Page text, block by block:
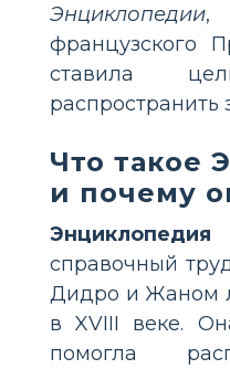
Энциклопедии,
французского
ставила
распространить
Что такое
и почему
Энциклопедия
справочный
Дидро и Жаном
в XVIII веке.
помогла